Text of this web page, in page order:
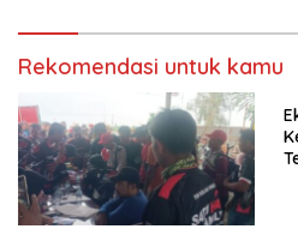
Rekomendasi untuk kamu